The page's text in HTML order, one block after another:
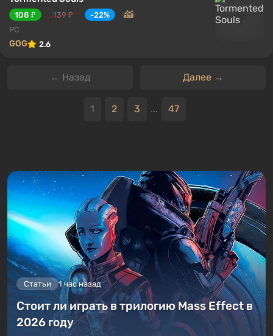
108 ₽ 139 ₽
-22%
PC
GOG 2.6
← Назад Далее →
1 2 3 ... 47
Статьи 1 час назад
Стоит ли играть в трилогию Mass Effect в
2026 году